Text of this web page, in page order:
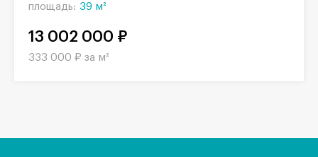
площадь: 39 м²
13 002 000 ₽
333 000 ₽ за м²